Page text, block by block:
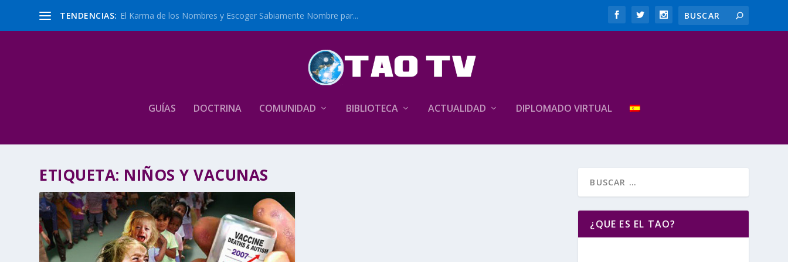
TENDENCIAS: El Karma de los Nombres y Escoger Sabiamente Nombre par...
GUÍAS DOCTRINA COMUNIDAD BIBLIOTECA ACTUALIDAD DIPLOMADO VIRTUAL
ETIQUETA: NIÑOS Y VACUNAS
¿QUE ES EL TAO?